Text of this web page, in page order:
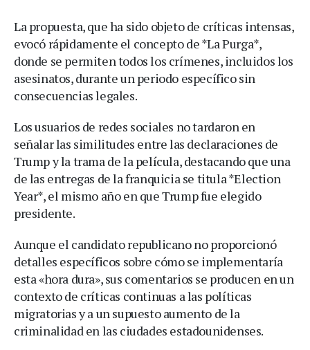
La propuesta, que ha sido objeto de críticas intensas,
evocó rápidamente el concepto de *La Purga*,
donde se permiten todos los crímenes, incluidos los
asesinatos, durante un periodo específico sin
consecuencias legales.
Los usuarios de redes sociales no tardaron en
señalar las similitudes entre las declaraciones de
Trump y la trama de la película, destacando que una
de las entregas de la franquicia se titula *Election
Year*, el mismo año en que Trump fue elegido
presidente.
Aunque el candidato republicano no proporcionó
detalles específicos sobre cómo se implementaría
esta «hora dura», sus comentarios se producen en un
contexto de críticas continuas a las políticas
migratorias y a un supuesto aumento de la
criminalidad en las ciudades estadounidenses.